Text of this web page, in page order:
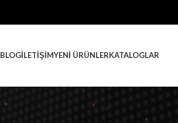
BLOGİLETIŞIMYENI ÜRÜNLERKATALOGLAR